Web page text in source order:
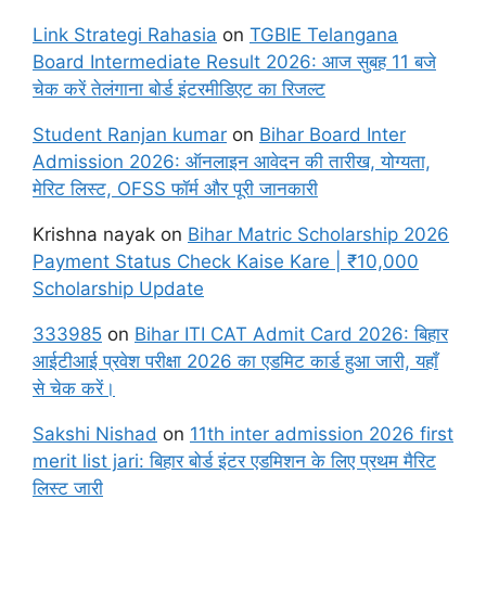
Link Strategi Rahasia on TGBIE Telangana
Board Intermediate Result 2026: आज सुबह 11 बजे
चेक करें तेलंगाना बोर्ड इंटरमीडिएट का रिजल्ट
Student Ranjan kumar on Bihar Board Inter
Admission 2026: ऑनलाइन आवेदन की तारीख, योग्यता,
मेरिट लिस्ट, OFSS फॉर्म और पूरी जानकारी
Krishna nayak on Bihar Matric Scholarship 2026
Payment Status Check Kaise Kare | ₹10,000
Scholarship Update
333985 on Bihar ITI CAT Admit Card 2026: बिहार
आईटीआई प्रवेश परीक्षा 2026 का एडमिट कार्ड हुआ जारी, यहाँ
से चेक करें।
Sakshi Nishad on 11th inter admission 2026 first
merit list jari: बिहार बोर्ड इंटर एडमिशन के लिए प्रथम मैरिट
लिस्ट जारी